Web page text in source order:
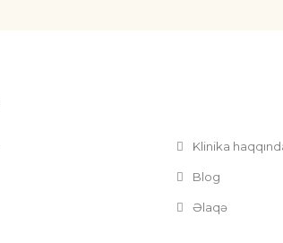
Klinika
Blog
Əlaqə